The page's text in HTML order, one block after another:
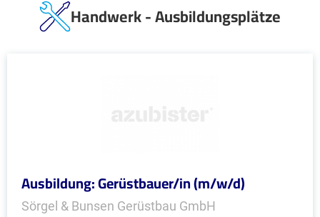
Handwerk - Ausbildungsplätze
Ausbildung: Gerüstbauer/in (m/w/d)
Sörgel & Bunsen Gerüstbau GmbH